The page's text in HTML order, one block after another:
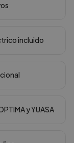
incluido
y YUASA